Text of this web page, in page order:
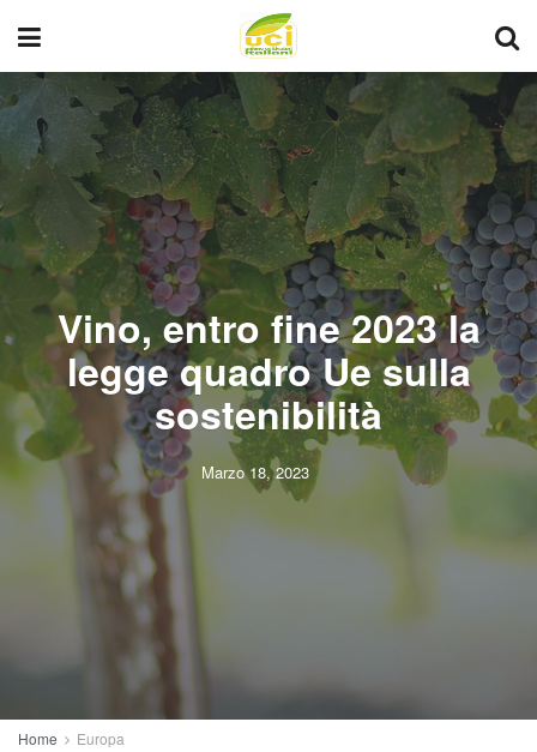
Vino, entro fine 2023 la
legge quadro Ue sulla
sostenibilità
Marzo 18, 2023
Home Europa